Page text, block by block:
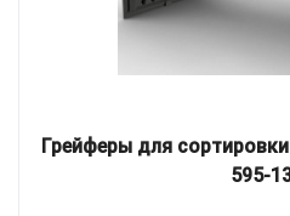
Грейферы для
595-